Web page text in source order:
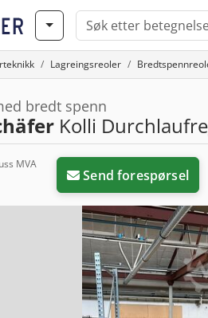
Lagreingsreoler
bredt spenn
Kolli
MVA
Send forespørsel